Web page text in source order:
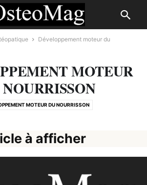
Développement moteur du
MOTEUR
MOTEUR DU NOURRISSON
DES DÉFORMATIONS CRÂNIENNES
à afficher